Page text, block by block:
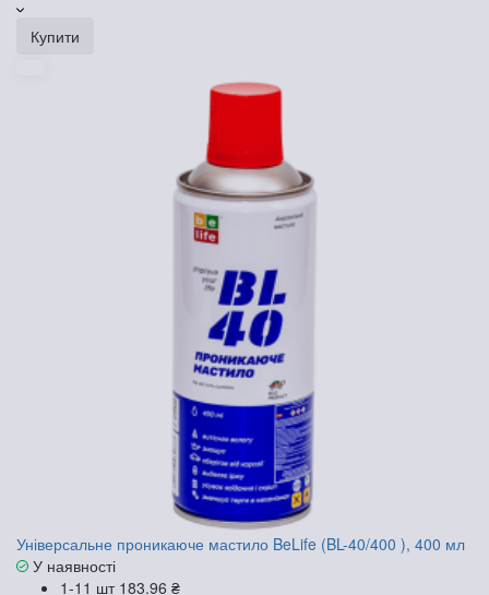
Купити
Універсальне проникаюче мастило BeLife (BL-40/400 ), 400 мл
У наявності
1-11 шт 183.96 ₴